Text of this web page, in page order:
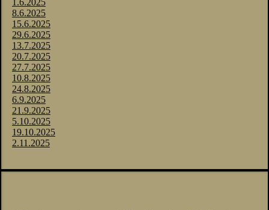
8.6.2025
15.6.2025
29.6.2025
13.7.2025
20.7.2025
27.7.2025
10.8.2025
24.8.2025
6.9.2025
21.9.2025
5.10.2025
19.10.2025
2.11.2025